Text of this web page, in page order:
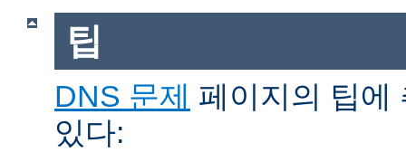
팁
DNS 문제 페이지의 팁에
있다: